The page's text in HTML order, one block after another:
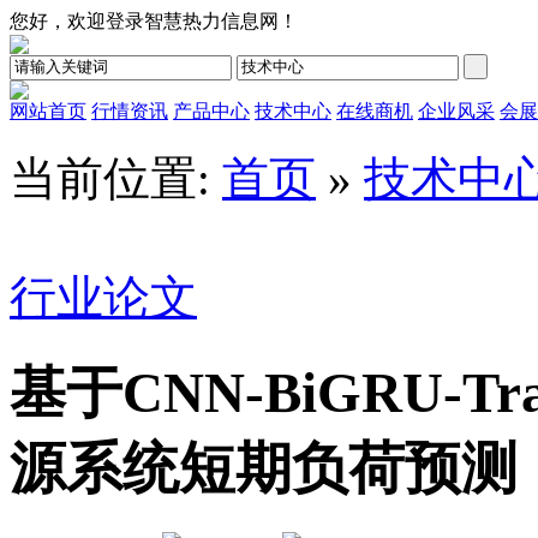
您好，欢迎登录智慧热力信息网！
网站首页 行情资讯 产品中心 技术中心 在线商机 企业风采 会
当前位置: 首页 » 技术中
行业论文
基于CNN-BiGRU-
源系统短期负荷预测